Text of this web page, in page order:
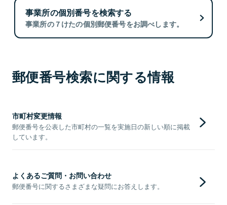
事業所の個別番号を検索する
事業所の７けたの個別郵便番号をお調べします。
郵便番号検索に関する情報
市町村変更情報
郵便番号を公表した市町村の一覧を実施日の新しい順に掲載
しています。
よくあるご質問・お問い合わせ
郵便番号に関するさまざまな疑問にお答えします。